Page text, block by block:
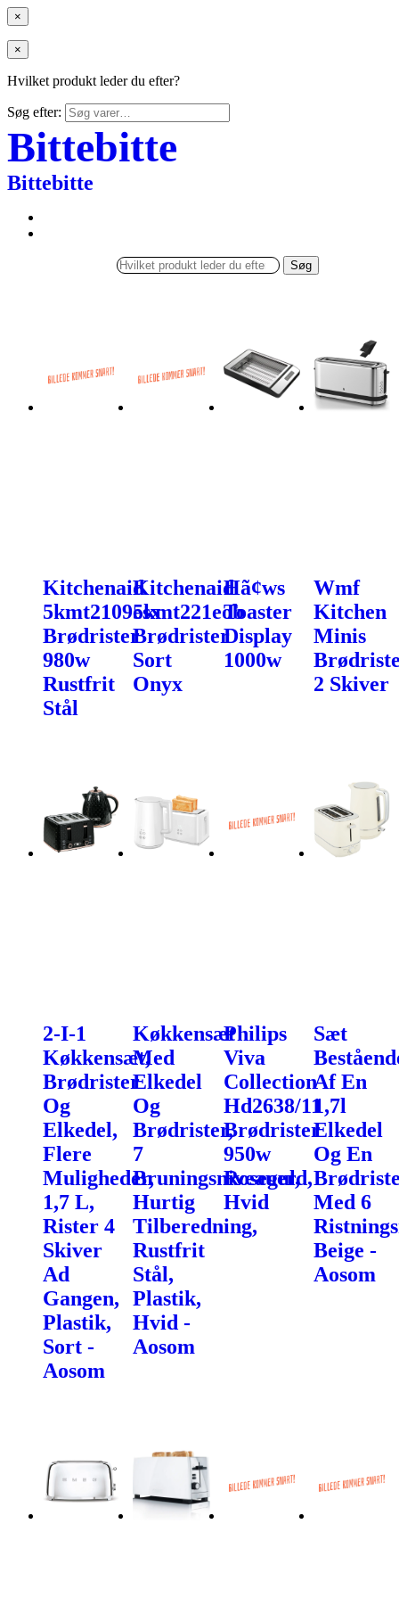
×
×
Hvilket produkt leder du efter?
Søg efter:
Bittebitte
Bittebitte
Søg
Kitchenaid
5kmt2109esx
Brødrister
980w
Rustfrit
Stål
Kitchenaid
5kmt221eob
Brødrister
Sort
Onyx
Hã¢ws
Toaster
Display
1000w
Wmf
Kitchen
Minis
2 Skiver
2-I-1
Køkkensæt,
Brødrister
Og
Elkedel,
Flere
Muligheder,
1,7 L,
Rister 4
Skiver
Ad
Gangen,
Plastik,
Sort -
Aosom
Køkkensæt
Med
Elkedel
Og
Brødrister,
7
Bruningsniveauer,
Hurtig
Tilberedning,
Rustfrit
Stål,
Plastik,
Hvid -
Aosom
Philips
Viva
Collection
Hd2638/11
Brødrister
950w
Roseguld,
Hvid
Sæt
Af En
1,7l
Elkedel
Og En
Med 6
Beige -
Aosom